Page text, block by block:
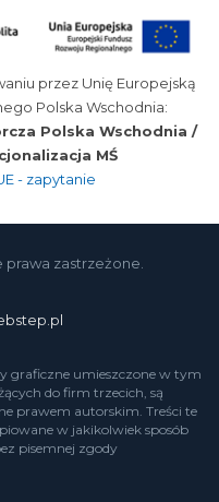
przez Unię Europejską
Polska Wschodnia:
Polska Wschodnia /
MŚ
- zapytanie
prawa zastrzeżone.
graficzne umieszczone w tym
do firm trzecich, są
prawem autorskim. Treści te
w jakikolwiek sposób
pisemnej zgody